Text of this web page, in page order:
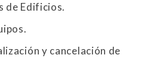
de Edificios.
y cancelación de